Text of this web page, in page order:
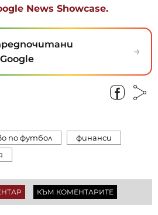
News Showcase.
→
по футбол
финанси
КЪМ КОМЕНТАРИТЕ